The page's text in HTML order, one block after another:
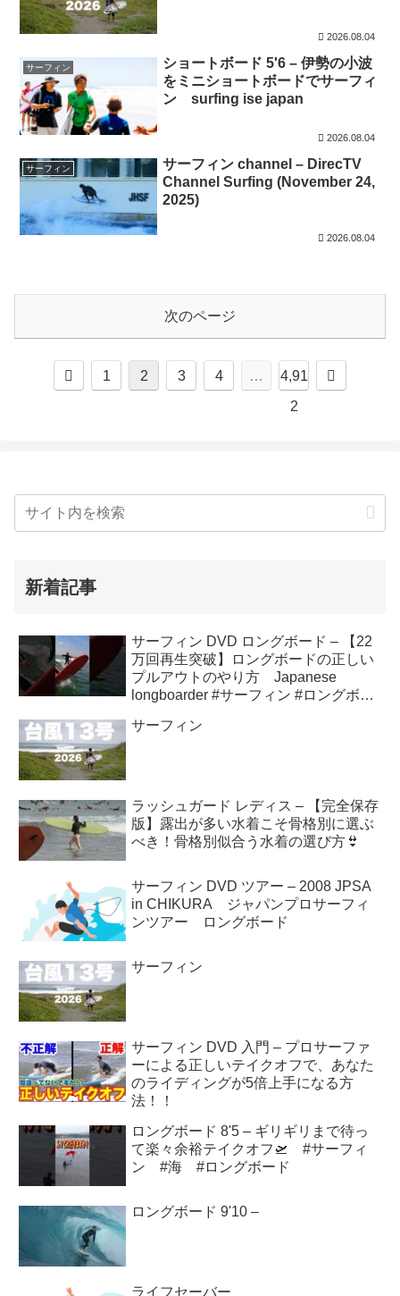
2026.08.04
サーフィン
ショートボード 5'6 – 伊勢の小波
をミニショートボードでサーフィ
ン surfing ise japan
2026.08.04
サーフィン
サーフィン channel – DirecTV
Channel Surfing (November 24,
2025)
2026.08.04
次のページ
前
1 2 3 4 …
4,91
2
次
新着記事
サーフィン DVD ロングボード – 【22
万回再生突破】ロングボードの正しい
プルアウトのやり方 Japanese
longboarder #サーフィン #ロングボー
サーフィン
ラッシュガード レディス – 【完全保存
版】露出が多い水着こそ骨格別に選ぶ
べき！骨格別似合う水着の選び方👙
サーフィン DVD ツアー – 2008 JPSA
in CHIKURA ジャパンプロサーフィ
ンツアー ロングボード
サーフィン
サーフィン DVD 入門 – プロサーファ
ーによる正しいテイクオフで、あなた
のライディングが5倍上手になる方
法！！
ロングボード 8'5 – ギリギリまで待っ
て楽々余裕テイクオフ🛫 #サーフィ
ン #海 #ロングボード
ロングボード 9'10 –
ライフセーバー